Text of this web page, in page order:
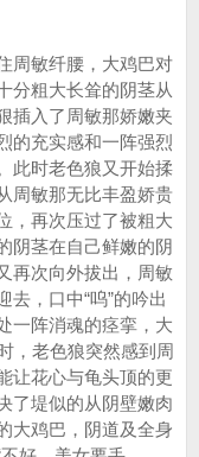
敏纤腰，大鸡巴对
分粗大长耸的阴茎从
插入了周敏那娇嫩夹
的充实感和一阵强烈
此时老色狼又开始揉
周敏那无比丰盈娇贵
，再次压过了被粗大
阴茎在自己鲜嫩的阴
再次向外拔出，周敏
，口中“呜”的吟出
一阵消魂的痉挛，大
，老色狼突然感到周
让花心与龟头顶的更
了堤似的从阴壁嫩肉
大鸡巴，阴道及全身